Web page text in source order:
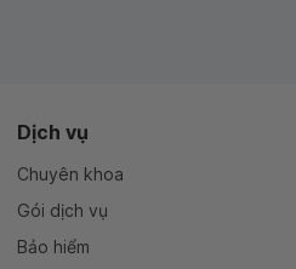
Dịch vụ
Chuyên khoa
Gói dịch vụ
Bảo hiểm